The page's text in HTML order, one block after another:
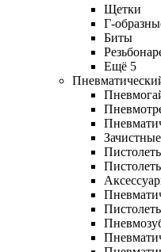
Щетки
Г-
Биты
Ещё 5